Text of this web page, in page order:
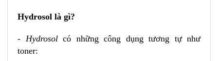
Hydrosol là gì?
- Hydrosolcó những công dụng tương tự như
toner: